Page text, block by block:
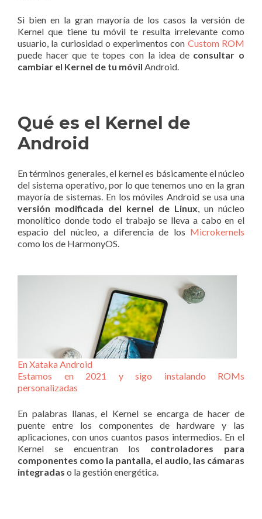
Si bien en la gran mayoría de los casos la versión de
Kernel que tiene tu móvil te resulta irrelevante como
usuario, la curiosidad o experimentos con Custom ROM
puede hacer que te topes con la idea de consultar o
cambiar el Kernel de tu móvil Android.
Qué es el Kernel de
Android
En términos generales, el kernel es básicamente el núcleo
del sistema operativo, por lo que tenemos uno en la gran
mayoría de sistemas. En los móviles Android se usa una
versión modificada del kernel de Linux , un núcleo
monolítico donde todo el trabajo se lleva a cabo en el
espacio del núcleo, a diferencia de los Microkernels
como los de HarmonyOS.
En Xataka Android
Estamos en 2021 y sigo instalando ROMs
personalizadas
En palabras llanas, el Kernel se encarga de hacer de
puente entre los componentes de hardware y las
aplicaciones, con unos cuantos pasos intermedios. En el
Kernel se encuentran los controladores para
componentes como la pantalla, el audio, las cámaras
integradas o la gestión energética.